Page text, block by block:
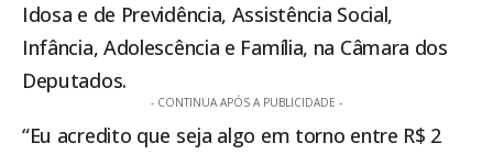
Idosa e de Previdência, Assistência Social,
Infância, Adolescência e Família, na Câmara dos
Deputados.
- CONTINUA APÓS A PUBLICIDADE -
“Eu acredito que seja algo em torno entre R$ 2